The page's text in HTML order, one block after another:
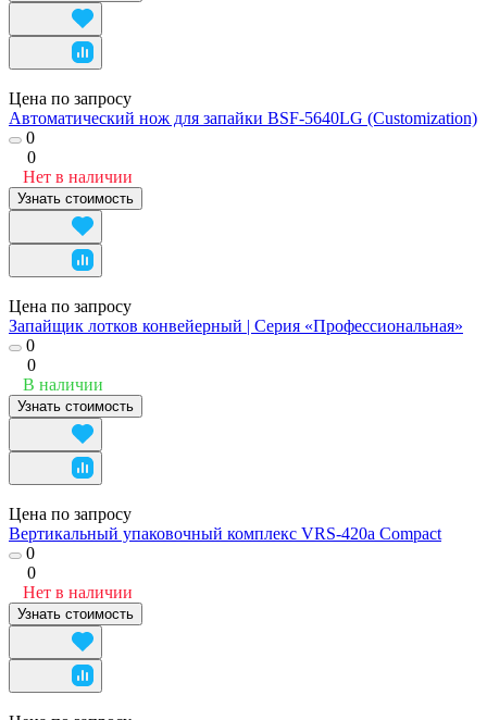
Цена по запросу
Автоматический нож для запайки BSF-5640LG (Customization)
0
0
Нет в наличии
Узнать стоимость
Цена по запросу
Запайщик лотков конвейерный | Серия «Профессиональная»
0
0
В наличии
Узнать стоимость
Цена по запросу
Вертикальный упаковочный комплекс VRS-420a Compact
0
0
Нет в наличии
Узнать стоимость